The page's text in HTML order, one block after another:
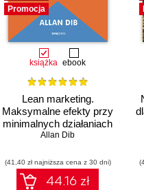
Promocja
książka ebook
Lean marketing.
Maksymalne efekty przy
minimalnych działaniach
Allan Dib
(41,40 zł najniższa cena z 30 dni)
44.16 zł